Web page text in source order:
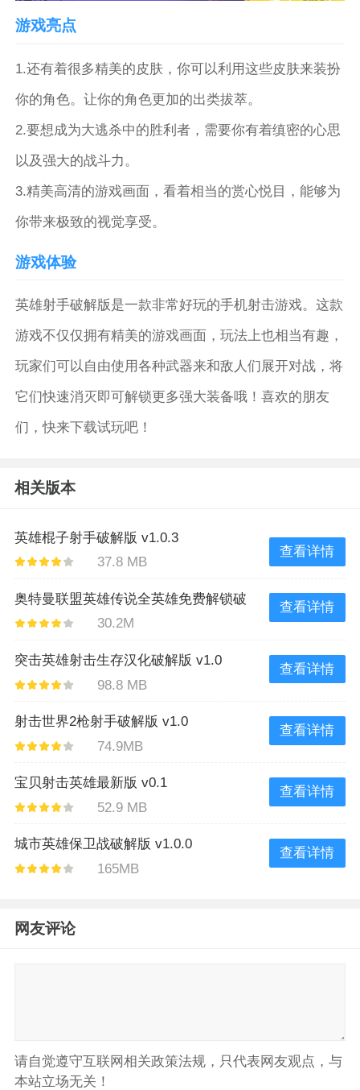
游戏亮点
1.还有着很多精美的皮肤，你可以利用这些皮肤来装扮
你的角色。让你的角色更加的出类拔萃。
2.要想成为大逃杀中的胜利者，需要你有着缜密的心思
以及强大的战斗力。
3.精美高清的游戏画面，看着相当的赏心悦目，能够为
你带来极致的视觉享受。
游戏体验
英雄射手破解版是一款非常好玩的手机射击游戏。这款
游戏不仅仅拥有精美的游戏画面，玩法上也相当有趣，
玩家们可以自由使用各种武器来和敌人们展开对战，将
它们快速消灭即可解锁更多强大装备哦！喜欢的朋友
们，快来下载试玩吧！
相关版本
英雄棍子射手破解版 v1.0.3
37.8 MB
查看详情
奥特曼联盟英雄传说全英雄免费解锁破
解版 v3.1.0
30.2M
查看详情
突击英雄射击生存汉化破解版 v1.0
98.8 MB
查看详情
射击世界2枪射手破解版 v1.0
74.9MB
查看详情
宝贝射击英雄最新版 v0.1
52.9 MB
查看详情
城市英雄保卫战破解版 v1.0.0
165MB
查看详情
网友评论
请自觉遵守互联网相关政策法规，只代表网友观点，与
本站立场无关！